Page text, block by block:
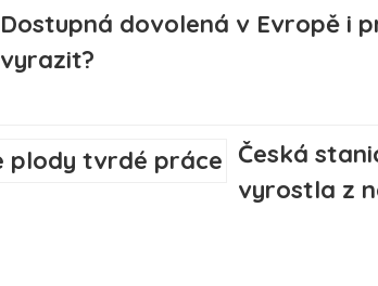
Dostupná dovolená v Evropě i
vyrazit?
Česká
vyrostla z